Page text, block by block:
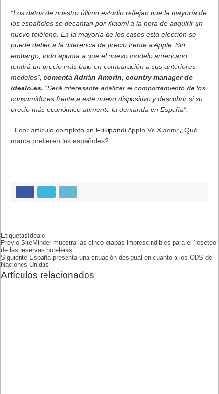
“Los datos de nuestro último estudio reflejan que la mayoría de
los españoles se decantan porXiaomi a la hora de adquirir un
nuevo teléfono. En la mayoría de los casos esta elección se
puede deber a la diferencia de precio frente a Apple. Sin
embargo, todo apunta a que el nuevo modelo americano
tendrá un precio más bajo en comparación a sus anteriores
modelos”,comenta AdriánAmorín, country manager de
idealo.es. “Será interesante analizar el comportamiento de los
consumidores frente a este nuevo dispositivo y descubrir si su
precio más económico aumenta la demanda en España”.
. Leer artículo completo en FrikipandiApple Vs Xiaomi:¿Qué
marca prefieren los españoles?.
Previo
SiteMinder muestra las cinco
etapas imprescindibles para
el ‘reseteo’ de las reservas
hoteleras